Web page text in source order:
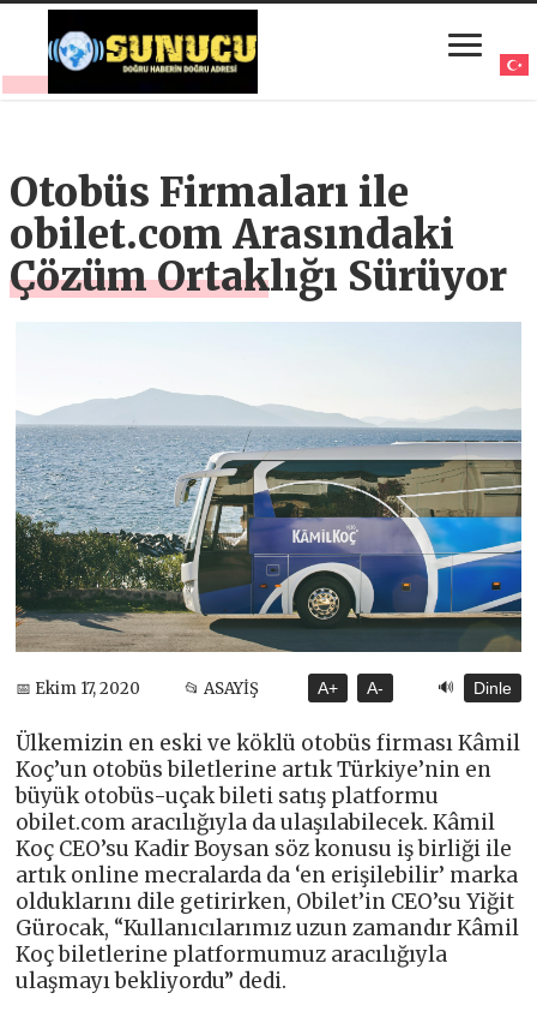
Otobüs Firmaları ile
obilet.com Arasındaki
Çözüm Ortaklığı Sürüyor
📅 Ekim 17, 2020 📂 ASAYİŞ A+ A- 🔊 Dinle
Ülkemizin en eski ve köklü otobüs firması Kâmil
Koç’un otobüs biletlerine artık Türkiye’nin en
büyük otobüs-uçak bileti satış platformu
obilet.com aracılığıyla da ulaşılabilecek. Kâmil
Koç CEO’su Kadir Boysan söz konusu iş birliği ile
artık online mecralarda da ‘en erişilebilir’ marka
olduklarını dile getirirken, Obilet’in CEO’su Yiğit
Gürocak, “Kullanıcılarımız uzun zamandır Kâmil
Koç biletlerine platformumuz aracılığıyla
ulaşmayı bekliyordu” dedi.